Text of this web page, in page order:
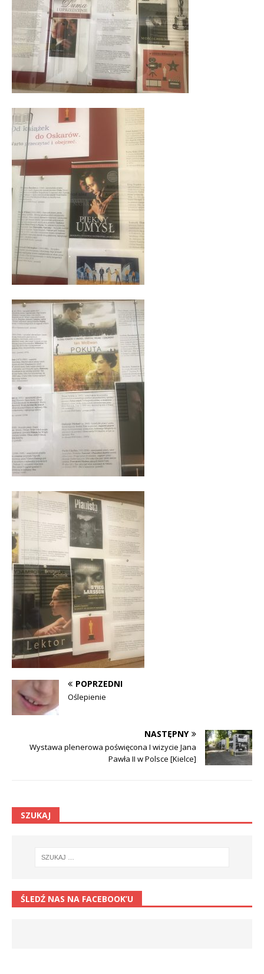
POPRZEDNI
Oślepienie
NASTĘPNY
Wystawa plenerowa poświęcona I wizycie Jana
Pawła II w Polsce [Kielce]
SZUKAJ
ŚLEDŹ NAS NA FACEBOOK’U